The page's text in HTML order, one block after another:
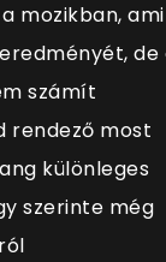
mozikban, ami
de
számít
rendező most
különleges
szerinte még